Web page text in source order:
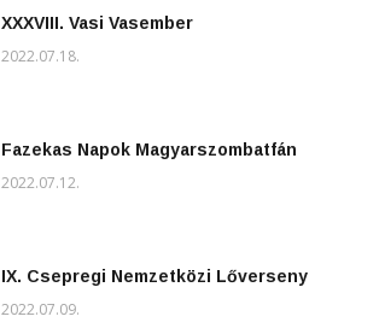
XXXVIII. Vasi Vasember
2022.07.18.
Fazekas Napok Magyarszombatfán
2022.07.12.
IX. Csepregi Nemzetközi Lőverseny
2022.07.09.